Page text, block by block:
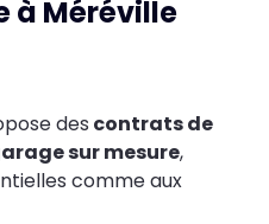
à Méréville
des contrats de
sur mesure,
comme aux